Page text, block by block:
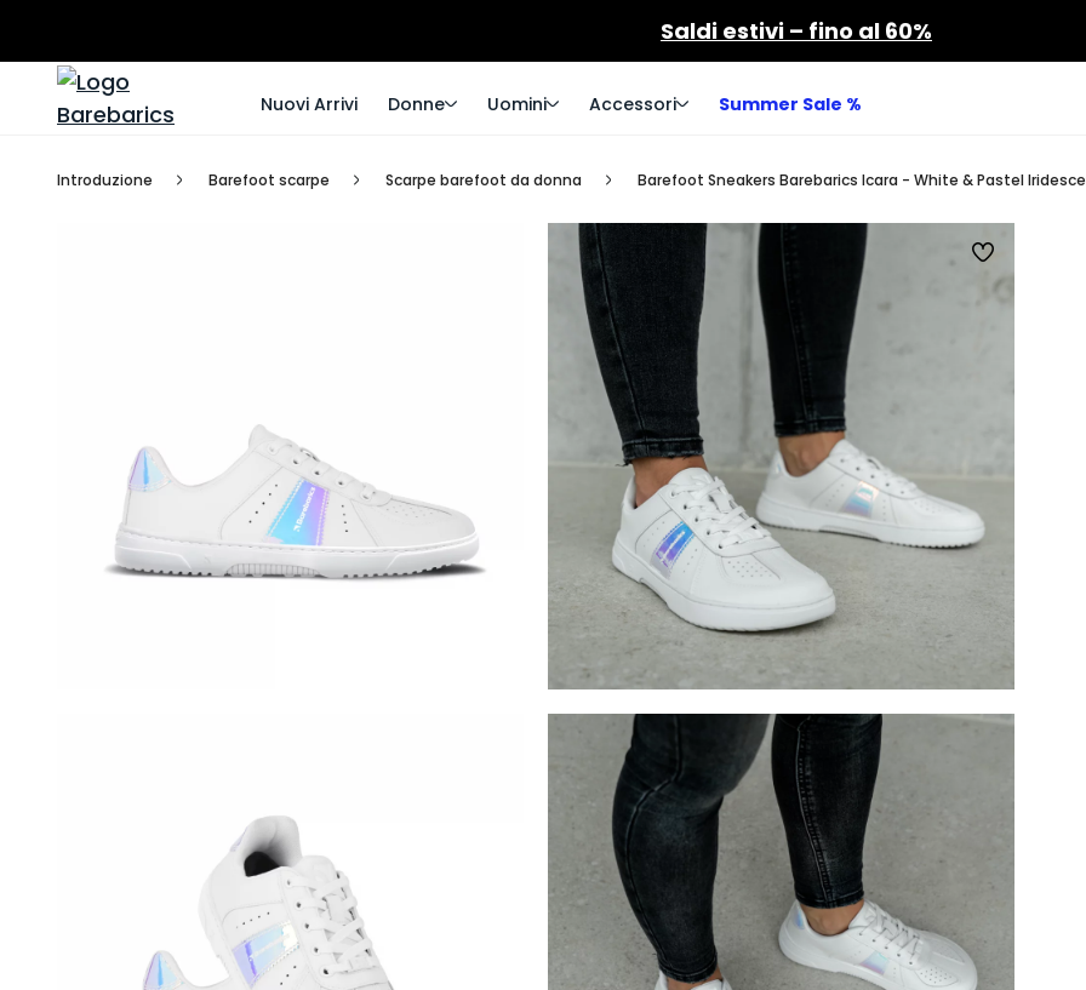
Saldi estivi – fino al 60%
Nuovi Arrivi Donne Uomini Accessori Summer Sale %
Introduzione Barefoot scarpe Scarpe barefoot da donna Barefoot Sneakers Barebarics Icara - White & Pastel